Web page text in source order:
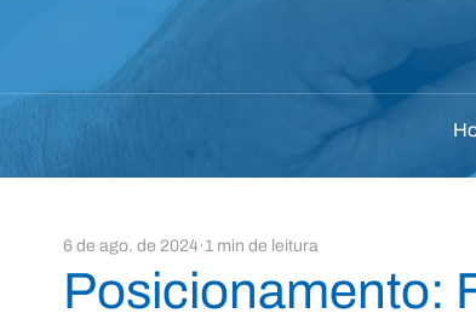
Posicionamento:
6 de ago. de 2024 1 min de leitura